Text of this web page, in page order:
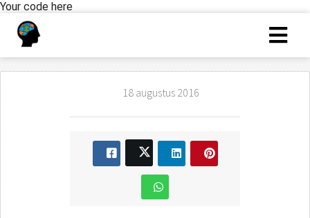
Your code here
18 augustus 2016